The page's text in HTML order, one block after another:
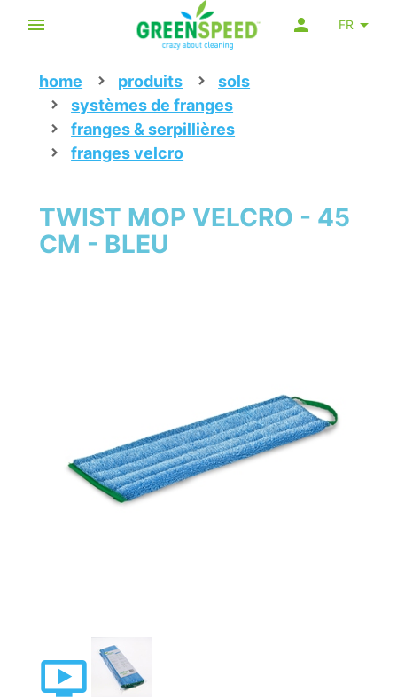
FR
home produits
sols
systèmes de franges
franges & serpillières
franges velcro
TWIST MOP VELCRO - 45
CM - BLEU